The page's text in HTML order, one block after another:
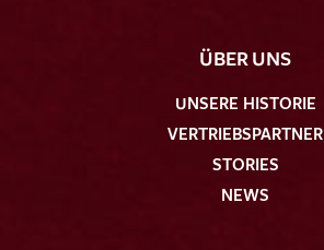
ÜBER UNS
UNSERE HISTORIE
VERTRIEBSPARTNER
STORIES
NEWS